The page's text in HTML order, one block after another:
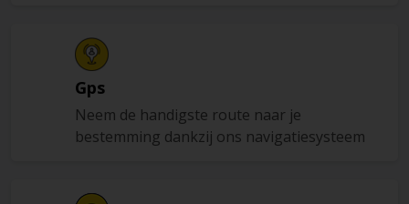
Gps
Neem de handigste route naar je
bestemming dankzij ons navigatiesysteem